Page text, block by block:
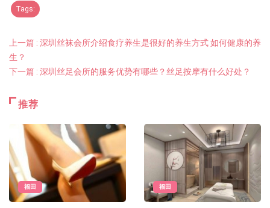
Tags:
上一篇 : 深圳丝袜会所介绍食疗养生是很好的养生方式 如何健康的养
生？
下一篇 : 深圳丝足会所的服务优势有哪些？丝足按摩有什么好处？
推荐
福田 福田